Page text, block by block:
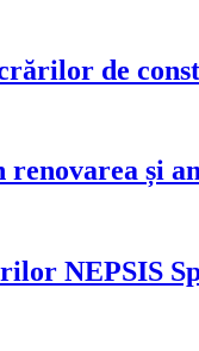
de
renovarea și
NEPSIS